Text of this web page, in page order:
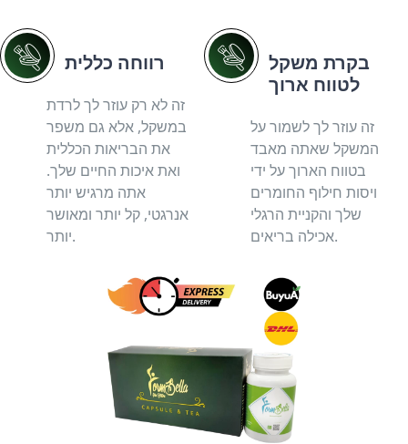
רווחה כללית
זה לא רק עוזר לך לרדת
במשקל, אלא גם משפר
את הבריאות הכללית
ואת איכות החיים שלך.
אתה מרגיש יותר
אנרגטי, קל יותר ומאושר
יותר.
בקרת משקל
לטווח ארוך
זה עוזר לך לשמור על
המשקל שאתה מאבד
בטווח הארוך על ידי
ויסות חילוף החומרים
שלך והקניית הרגלי
אכילה בריאים.